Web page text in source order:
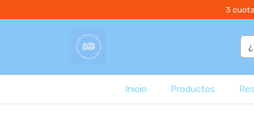
3
Inicio Productos